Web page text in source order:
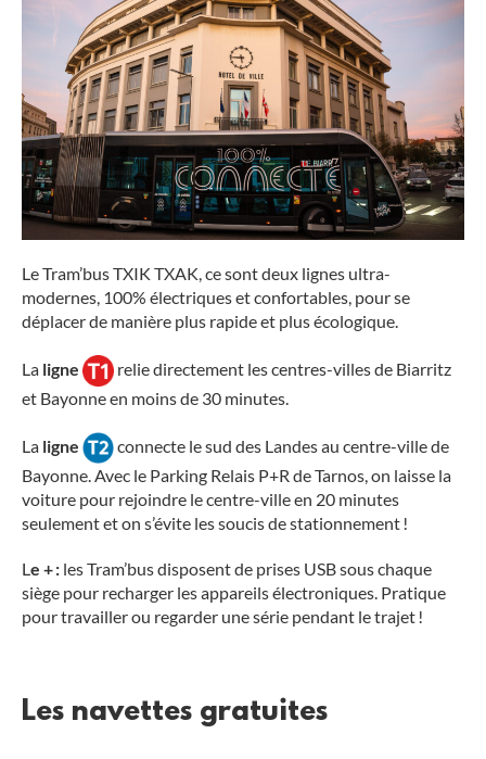
Le Tram’bus TXIK TXAK, ce sont deux lignes ultra-
modernes, 100% électriques et confortables, pour se
déplacer de manière plus rapide et plus écologique.
La ligne
relie directement les centres-villes de Biarritz
et Bayonne en moins de 30 minutes.
La ligne
connecte le sud des Landes au centre-ville de
Bayonne. Avec le Parking Relais P+R de Tarnos, on laisse la
voiture pour rejoindre le centre-ville en 20 minutes
seulement et on s’évite les soucis de stationnement !
Le + : les Tram’bus disposent de prises USB sous chaque
siège pour recharger les appareils électroniques. Pratique
pour travailler ou regarder une série pendant le trajet !
Les navettes gratuites